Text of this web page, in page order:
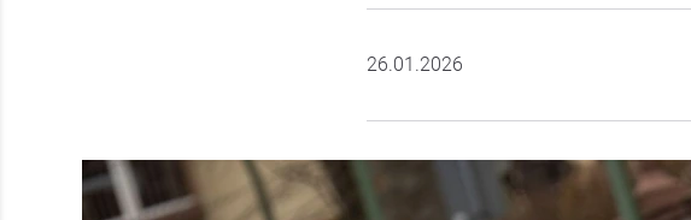
26.01.2026